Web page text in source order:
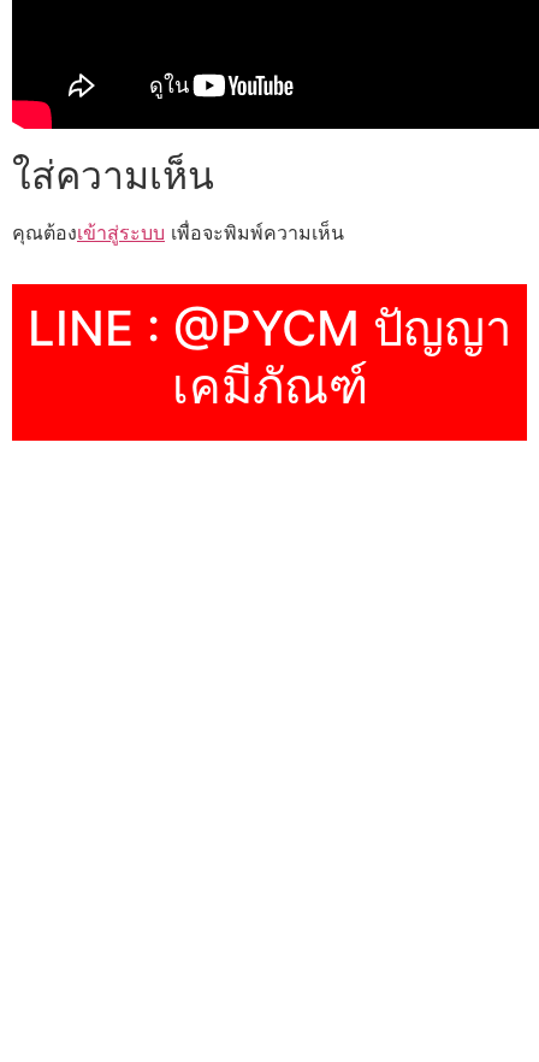
ใส่ความเห็น
คุณต้องเข้าสู่ระบบ เพื่อจะพิมพ์ความเห็น
LINE : @PYCM ปัญญา
เคมีภัณฑ์